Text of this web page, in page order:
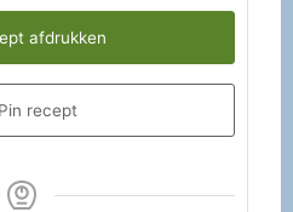
afdrukken
Pin recept